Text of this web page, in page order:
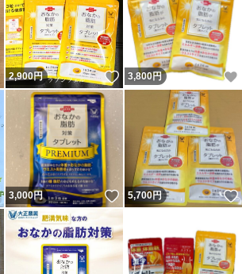
いいね！
2,900円 いいね！
3,800円
いいね！
3,000円 いいね！
5,700円